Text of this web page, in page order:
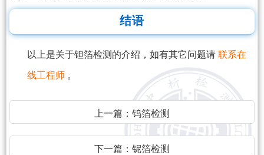
结语
以上是关于钽箔检测的介绍，如有其它问题请 联系在
线工程师 。
上一篇： 钨箔检测
下一篇： 铌箔检测